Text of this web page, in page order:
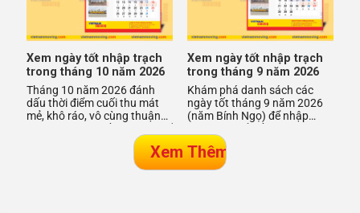
Xem ngày tốt nhập trạch
trong tháng 10 năm 2026
Tháng 10 năm 2026 đánh
dấu thời điểm cuối thu mát
mẻ, khô ráo, vô cùng thuận
nhập trạch. Đây là gia
Xem ngày tốt nhập trạch
trong tháng 9 năm 2026
Khám phá danh sách các
ngày tốt tháng 9 năm 2026
(năm Bính Ngọ) để nhập
suôn sẻ và may mắn. Việc
chọn ngà